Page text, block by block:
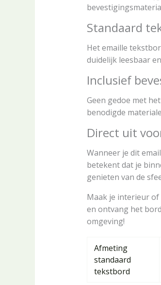
Standaard
Het emaille
duidelijk leesbaar
Inclusief
Geen gedoe met
benodigde
Direct uit
Wanneer je dit
betekent dat je
genieten van de
Maak je interieur of
en ontvang het
omgeving!
Afmeting
standaard
tekstbord